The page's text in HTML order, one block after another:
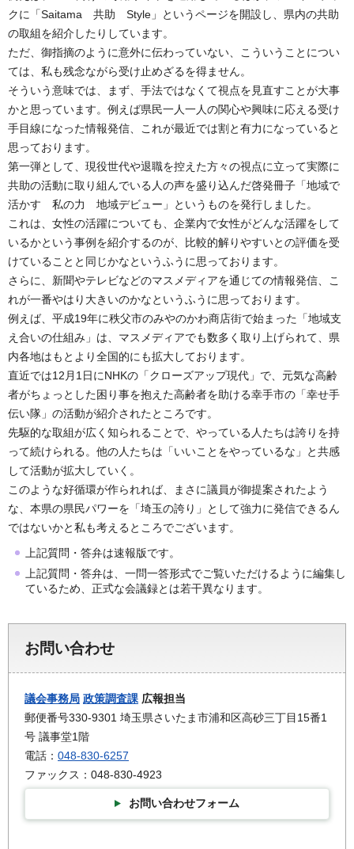
クに「Saitama 共助 Style」というページを開設し、県内の共助
の取組を紹介したりしています。
ただ、御指摘のように意外に伝わっていない、こういうことについ
ては、私も残念ながら受け止めざるを得ません。
そういう意味では、まず、手法ではなくて視点を見直すことが大事
かと思っています。例えば県民一人一人の関心や興味に応える受け
手目線になった情報発信、これが最近では割と有力になっていると
思っております。
第一弾として、現役世代や退職を控えた方々の視点に立って実際に
共助の活動に取り組んでいる人の声を盛り込んだ啓発冊子「地域で
活かす 私の力 地域デビュー」というものを発行しました。
これは、女性の活躍についても、企業内で女性がどんな活躍をして
いるかという事例を紹介するのが、比較的解りやすいとの評価を受
けていることと同じかなというふうに思っております。
さらに、新聞やテレビなどのマスメディアを通じての情報発信、こ
れが一番やはり大きいのかなというふうに思っております。
例えば、平成19年に秩父市のみやのかわ商店街で始まった「地域支
え合いの仕組み」は、マスメディアでも数多く取り上げられて、県
内各地はもとより全国的にも拡大しております。
直近では12月1日にNHKの「クローズアップ現代」で、元気な高齢
者がちょっとした困り事を抱えた高齢者を助ける幸手市の「幸せ手
伝い隊」の活動が紹介されたところです。
先駆的な取組が広く知られることで、やっている人たちは誇りを持
って続けられる。他の人たちは「いいことをやっているな」と共感
して活動が拡大していく。
このような好循環が作られれば、まさに議員が御提案されたよう
な、本県の県民パワーを「埼玉の誇り」として強力に発信できるん
ではないかと私も考えるところでございます。
上記質問・答弁は速報版です。
上記質問・答弁は、一問一答形式でご覧いただけるように編集し
ているため、正式な会議録とは若干異なります。
お問い合わせ
議会事務局 政策調査課 広報担当
郵便番号330-9301 埼玉県さいたま市浦和区高砂三丁目15番1
号 議事堂1階
電話： 048-830-6257
ファックス：048-830-4923
お問い合わせフォーム